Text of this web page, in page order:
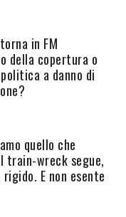
in FM
della copertura o
a danno di
quello che
train-wreck segue,
E non esente